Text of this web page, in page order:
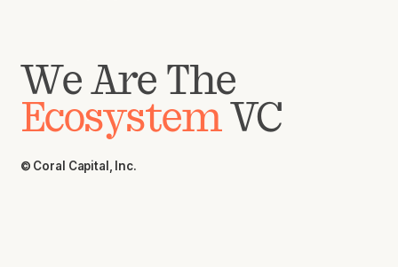
We Are The
EcosystemVC
© Coral Capital, Inc.